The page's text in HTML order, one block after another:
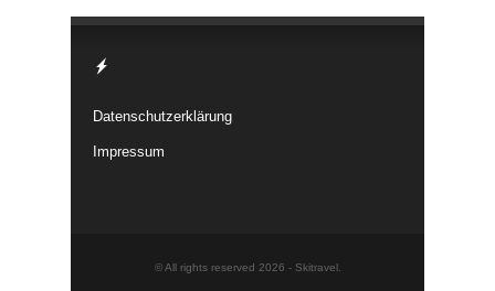
Datenschutzerklärung
Impressum
© All rights reserved 2026 - Skitravel.